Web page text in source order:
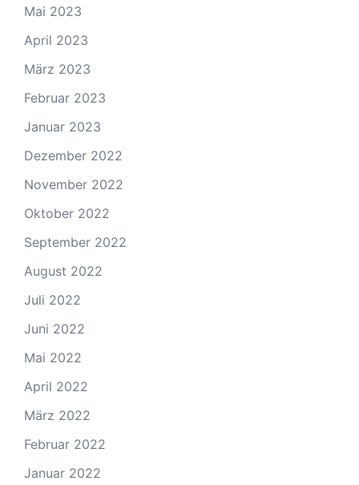
Mai 2023
April 2023
März 2023
Februar 2023
Januar 2023
Dezember 2022
November 2022
Oktober 2022
September 2022
August 2022
Juli 2022
Juni 2022
Mai 2022
April 2022
März 2022
Februar 2022
Januar 2022